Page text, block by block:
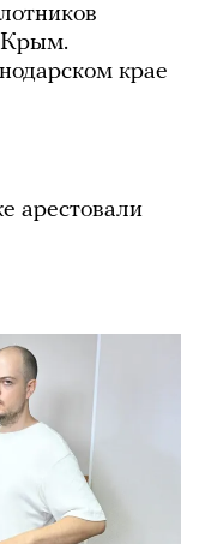
Крым.
крае
арестовали